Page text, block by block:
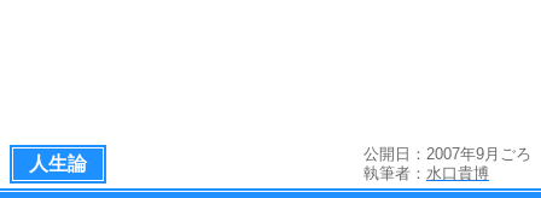
人生論
公開日：2007年9月ごろ
執筆者： 水口貴博